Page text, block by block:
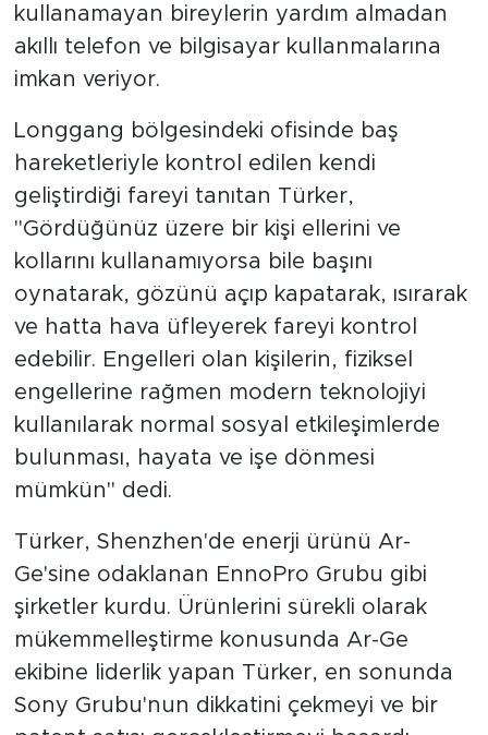
kullanamayan bireylerin yardım almadan
akıllı telefon ve bilgisayar kullanmalarına
imkan veriyor.
Longgang bölgesindeki ofisinde baş
hareketleriyle kontrol edilen kendi
geliştirdiği fareyi tanıtan Türker,
"Gördüğünüz üzere bir kişi ellerini ve
kollarını kullanamıyorsa bile başını
oynatarak, gözünü açıp kapatarak, ısırarak
ve hatta hava üfleyerek fareyi kontrol
edebilir. Engelleri olan kişilerin, fiziksel
engellerine rağmen modern teknolojiyi
kullanılarak normal sosyal etkileşimlerde
bulunması, hayata ve işe dönmesi
mümkün" dedi.
Türker, Shenzhen'de enerji ürünü Ar-
Ge'sine odaklanan EnnoPro Grubu gibi
şirketler kurdu. Ürünlerini sürekli olarak
mükemmelleştirme konusunda Ar-Ge
ekibine liderlik yapan Türker, en sonunda
Sony Grubu'nun dikkatini çekmeyi ve bir